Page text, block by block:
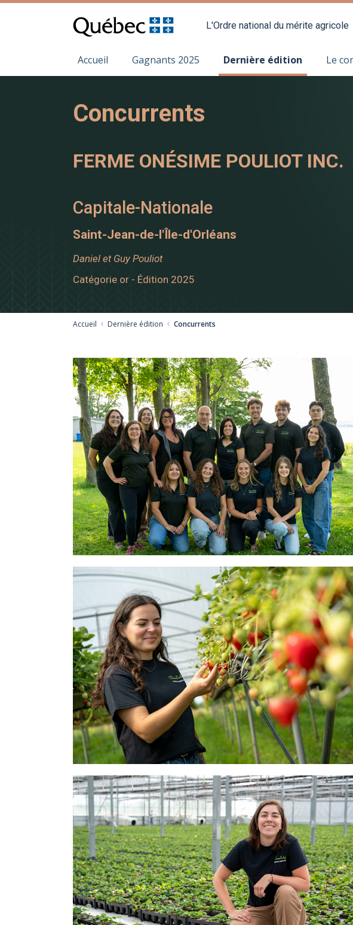
L'Ordre national du mérite agricole
Accueil Gagnants 2025 Dernière édition Le
Concurrents
FERME ONÉSIME POULIOT INC.
Capitale-Nationale
Saint-Jean-de-l'Île-d'Orléans
Daniel et Guy Pouliot
Catégorie or - Édition 2025
Accueil Dernière édition Concurrents